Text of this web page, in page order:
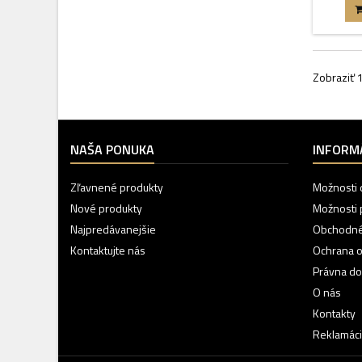
Zobraziť
NAŠA PONUKA
Zľavnené produkty
Nové produkty
Najpredávanejšie
Kontaktujte nás
Možnosti
Možnosti
Ochrana
Právna
O nás
Kontakty